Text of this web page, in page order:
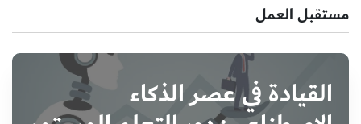
مستقبل العمل
القيادة في عصر الذكاء